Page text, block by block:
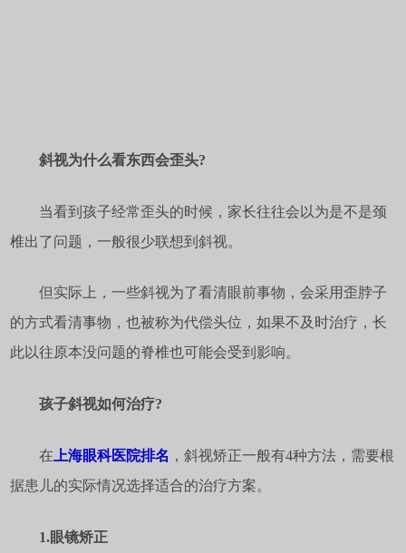
斜视为什么看东西会歪头?
当看到孩子经常歪头的时候，家长往往会以为是不是颈
椎出了问题，一般很少联想到斜视。
但实际上，一些斜视为了看清眼前事物，会采用歪脖子
的方式看清事物，也被称为代偿头位，如果不及时治疗，长
此以往原本没问题的脊椎也可能会受到影响。
孩子斜视如何治疗?
在 上海眼科医院排名 ，斜视矫正一般有4种方法，需要根
据患儿的实际情况选择适合的治疗方案。
1.眼镜矫正